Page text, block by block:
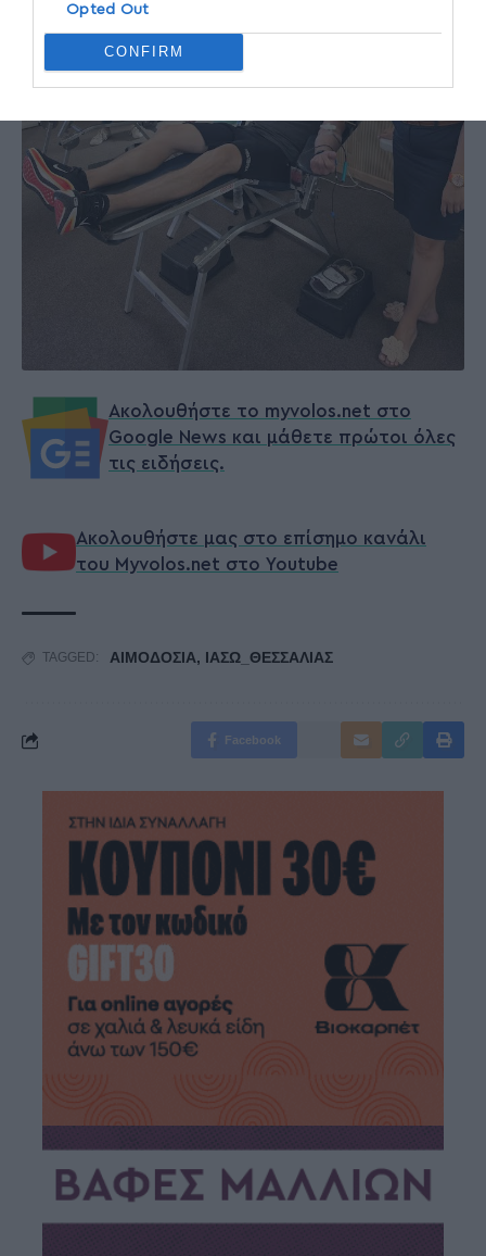
Opted Out
CONFIRM
Ακολουθήστε το myvolos.net στο
Google News και μάθετε πρώτοι όλες
τις ειδήσεις.
Ακολουθήστε μας στο επίσημο κανάλι
του Myvolos.net στο Youtube
TAGGED: ΑΙΜΟΔΟΣΙΑ, ΙΑΣΩ_ΘΕΣΣΑΛΙΑΣ
Facebook